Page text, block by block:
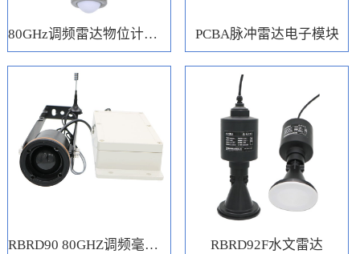
80GHz调频雷达物位计（RBRD71） PCBA脉冲雷达电子模块
RBRD90 80GHZ调频毫米波水位计 RBRD92F水文雷达